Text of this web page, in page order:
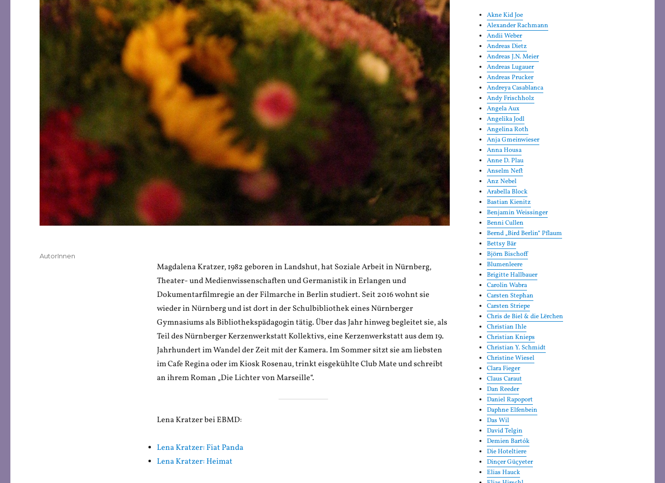
Magdalena Kratzer, 1982 geboren in Landshut, hat Soziale Arbeit in Nürnberg,
Theater- und Medienwissenschaften und Germanistik in Erlangen und
Dokumentarfilmregie an der Filmarche in Berlin studiert. Seit 2016 wohnt sie
wieder in Nürnberg und ist dort in der Schulbibliothek eines Nürnberger
Gymnasiums als Bibliothekspädagogin tätig. Über das Jahr hinweg begleitet sie, als
Teil des Nürnberger Kerzenwerkstatt Kollektivs, eine Kerzenwerkstatt aus dem 19.
Jahrhundert im Wandel der Zeit mit der Kamera. Im Sommer sitzt sie am liebsten
im Cafe Regina oder im Kiosk Rosenau, trinkt eisgekühlte Club Mate und schreibt
an ihrem Roman „Die Lichter von Marseille“.
Lena Kratzer bei EBMD:
Lena Kratzer: Fiat Panda
Lena Kratzer: Heimat
Veröffentlicht
Kategorien
AutorInnen
Akne Kid Joe
Alexander Rachmann
Andii Weber
Andreas Dietz
Andreas J.N. Meier
Andreas Lugauer
Andreas Prucker
Andreya Casablanca
Andy Frischholz
Angela Aux
Angelika Jodl
Angelina Roth
Anja Gmeinwieser
Anna Housa
Anne D. Plau
Anselm Neft
Anz Nebel
Arabella Block
Bastian Kienitz
Benjamin Weissinger
Benni Cullen
Bernd „Bird Berlin“ Pflaum
Bettsy Bär
Björn Bischoff
Blumenleere
Brigitte Hallbauer
Carolin Wabra
Carsten Stephan
Carsten Striepe
Chris de Biel & die Lërchen
Christian Ihle
Christian Knieps
Christian Y. Schmidt
Christine Wiesel
Clara Fieger
Claus Caraut
Dan Reeder
Daniel Rapoport
Daphne Elfenbein
Das Wil
David Telgin
Demien Bartók
Die Hoteltiere
Dinçer Güçyeter
Elias Hauck